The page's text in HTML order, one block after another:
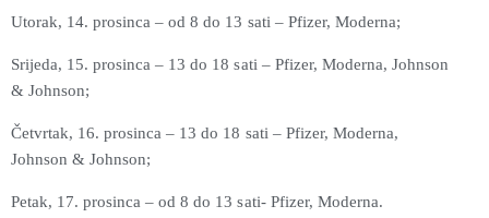
Utorak, 14. prosinca – od 8 do 13 sati – Pfizer, Moderna;
Srijeda, 15. prosinca – 13 do 18 sati – Pfizer, Moderna, Johnson
& Johnson;
Četvrtak, 16. prosinca – 13 do 18 sati – Pfizer, Moderna,
Johnson & Johnson;
Petak, 17. prosinca – od 8 do 13 sati- Pfizer, Moderna.